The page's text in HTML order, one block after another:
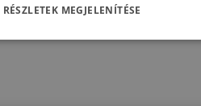
RÉSZLETEK MEGJELENÍTÉSE